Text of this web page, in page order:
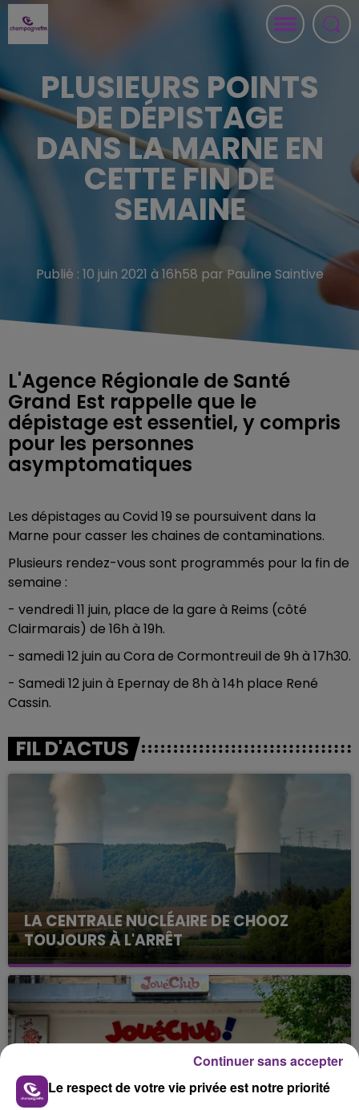
PLUSIEURS POINTS
DE DÉPISTAGE
DANS LA MARNE EN
CETTE FIN DE
SEMAINE
Publié : 10 juin 2021 à 16h58 par Pauline Saintive
L'Agence Régionale de Santé
Grand Est rappelle que le
dépistage est essentiel, y compris
pour les personnes
asymptomatiques
Les dépistages au Covid 19 se poursuivent dans la
Marne pour casser les chaines de contaminations.
Plusieurs rendez-vous sont programmés pour la fin de
semaine :
- vendredi 11 juin, place de la gare à Reims (côté
Clairmarais) de 16h à 19h.
- samedi 12 juin au Cora de Cormontreuil de 9h à 17h30.
- Samedi 12 juin à Epernay de 8h à 14h place René
Cassin.
FIL D'ACTUS
LA CENTRALE NUCLÉAIRE DE CHOOZ
TOUJOURS À L'ARRÊT
Cela fait déjà une semaine que la centrale
nucléaire ardennaise est à l'arrêt. Une situation
justifiée par la sécheresse intense qui est toujours
présente.
Le respect de votre vie privée est notre priorité
Continuer sans accepter